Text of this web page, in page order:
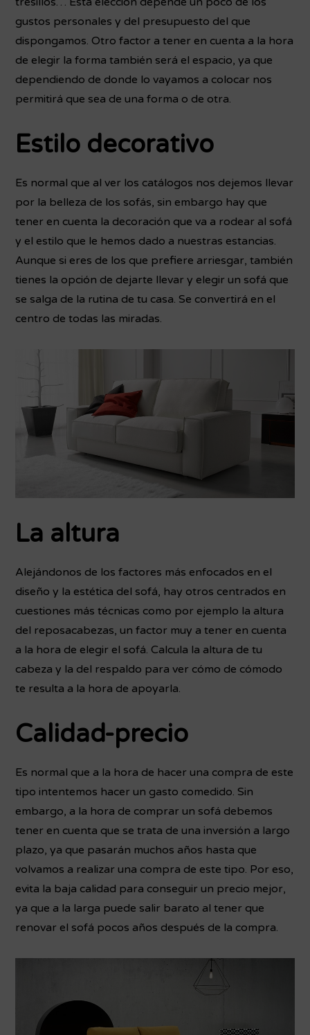
gustos personales y del presupuesto del que
dispongamos. Otro factor a tener en cuenta a la hora
de elegir la forma también será el espacio, ya que
dependiendo de donde lo vayamos a colocar nos
permitirá que sea de una forma o de otra.
Estilo decorativo
Es normal que al ver los catálogos nos dejemos llevar
por la belleza de los sofás, sin embargo hay que
tener en cuenta la decoración que va a rodear al sofá
y el estilo que le hemos dado a nuestras estancias.
Aunque si eres de los que prefiere arriesgar, también
tienes la opción de dejarte llevar y elegir un sofá que
se salga de la rutina de tu casa. Se convertirá en el
centro de todas las miradas.
La altura
Alejándonos de los factores más enfocados en el
diseño y la estética del sofá, hay otros centrados en
cuestiones más técnicas como por ejemplo la altura
del reposacabezas, un factor muy a tener en cuenta
a la hora de elegir el sofá. Calcula la altura de tu
cabeza y la del respaldo para ver cómo de cómodo
te resulta a la hora de apoyarla.
Calidad-precio
Es normal que a la hora de hacer una compra de este
tipo intentemos hacer un gasto comedido. Sin
embargo, a la hora de comprar un sofá debemos
tener en cuenta que se trata de una inversión a largo
plazo, ya que pasarán muchos años hasta que
volvamos a realizar una compra de este tipo. Por eso,
evita la baja calidad para conseguir un precio mejor,
ya que a la larga puede salir barato al tener que
renovar el sofá pocos años después de la compra.